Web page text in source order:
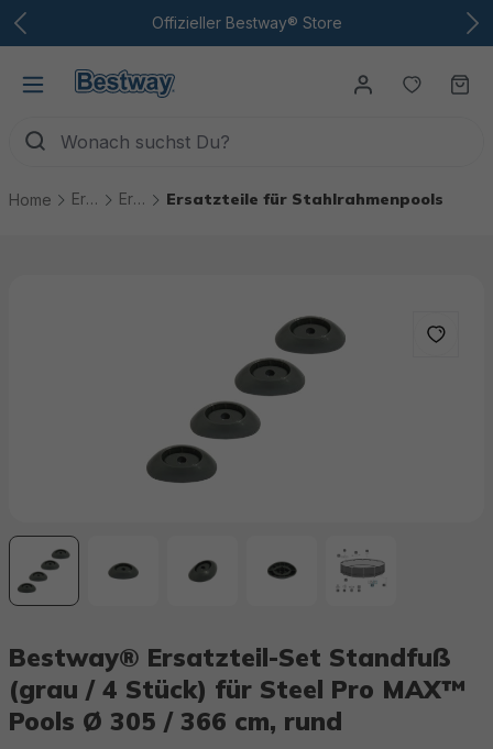
Zum Hauptinhalt Offizieller Bestway® Store
Du
Home Ersatzteile Ersatzteile Pools Ersatzteile für Stahlrahmenpools
Bestway® Ersatzteil-Set Standfuß
(grau / 4 Stück) für Steel Pro MAX™
Pools Ø 305 / 366 cm, rund